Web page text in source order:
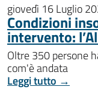
giovedì 16 Luglio
Condizioni
intervento:
Oltre 350 persone
com'è andata
Leggi tutto →